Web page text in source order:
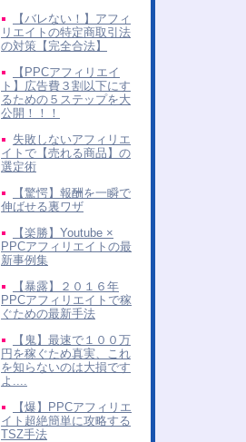
【バレない！】アフィ
リエイトの特定商取引法
の対策【完全合法】
【PPCアフィリエイ
ト】広告費３割以下にす
るための５ステップを大
公開！！！
失敗しないアフィリエ
イトで【売れる商品】の
選定術
【驚愕】報酬を一瞬で
伸ばせる裏ワザ
【楽勝】Youtube ×
PPCアフィリエイトの最
新事例集
【暴露】２０１６年
PPCアフィリエイトで稼
ぐための最新手法
【鬼】最速で１００万
円を稼ぐため真実、これ
を知らないのは大損です
よ....
【爆】PPCアフィリエ
イト超絶簡単に攻略する
TSZ手法